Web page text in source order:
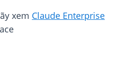
xem Claude Enterprise